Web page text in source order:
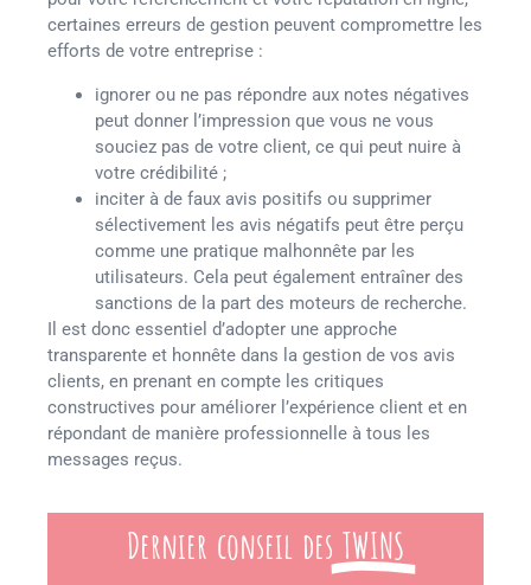
certaines erreurs de gestion peuvent compromettre les
efforts de votre entreprise :
ignorer ou ne pas répondre aux notes négatives
peut donner l’impression que vous ne vous
souciez pas de votre client, ce qui peut nuire à
votre crédibilité ;
inciter à de faux avis positifs ou supprimer
sélectivement les avis négatifs peut être perçu
comme une pratique malhonnête par les
utilisateurs. Cela peut également entraîner des
sanctions de la part des moteurs de recherche.
Il est donc essentiel d’adopter une approche
transparente et honnête dans la gestion de vos avis
clients, en prenant en compte les critiques
constructives pour améliorer l’expérience client et en
répondant de manière professionnelle à tous les
messages reçus.
Dernier conseil des TWINS